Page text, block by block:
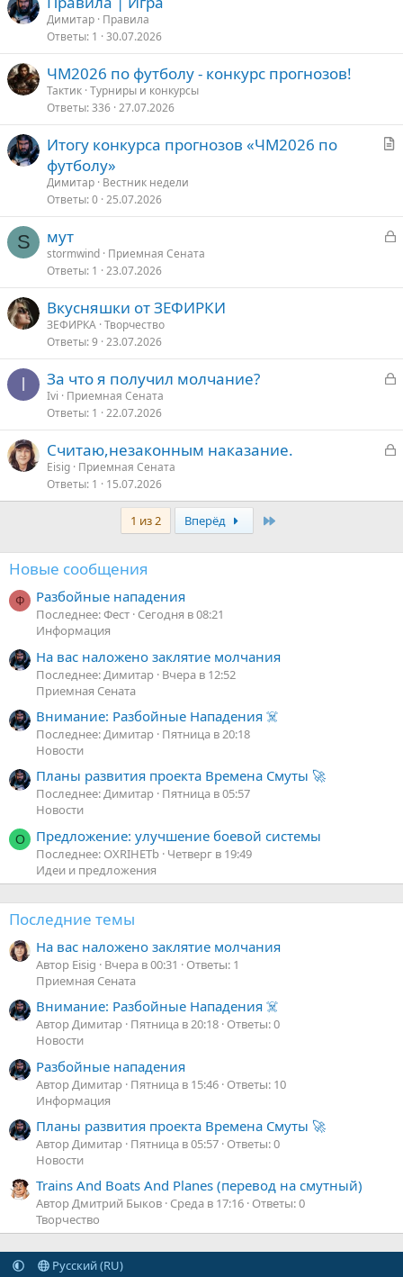
Димитар Правила
Ответы 1 30.07.2026
ЧМ2026 по футболу - конкурс прогнозов!
Тактик Турниры и конкурсы
Ответы 336 27.07.2026
ь
я
Итогу конкурса прогнозов «ЧМ2026 по
футболу»
Димитар Вестник недели
Ответы 0 25.07.2026
S
З
р
мут
stormwind Приемная Сената
Ответы 1 23.07.2026
Вкусняшки от ЗЕФИРКИ
ЗЕФИРКА Творчество
Ответы 9 23.07.2026
I
З
р
За что я получил молчание?
Ivi
Приемная Сената
Ответы 1 22.07.2026
З
р
Считаю,нeзаконным наказаниe.
Eisig Приемная Сената
Ответы 1 15.07.2026
1 из 2 Вперёд
Новые сообщения
Ф Разбойные нападения
Последнее: Фест Сегодня в 08:21
Информация
На вас наложено заклятие молчания
Последнее: Димитар Вчера в 12:52
Приемная Сената
Внимание: Разбойные Нападения ☠️
Последнее: Димитар Пятница в 20:18
Новости
Планы развития проекта Времена Смуты 🚀
Последнее: Димитар Пятница в 05:57
Новости
O Предложение: улучшение боевой системы
Последнее: OXRIHETb Четверг в 19:49
Идеи и предложения
Последние темы
На вас наложено заклятие молчания
Автор Eisig Вчера в 00:31
Ответы: 1
Приемная Сената
Внимание: Разбойные Нападения ☠️
Автор Димитар Пятница в 20:18 Ответы: 0
Новости
Разбойные нападения
Автор Димитар Пятница в 15:46 Ответы: 10
Информация
Планы развития проекта Времена Смуты 🚀
Автор Димитар Пятница в 05:57 Ответы: 0
Новости
Trains And Boats And Planes (перевод на смутный)
Автор Дмитрий Быков Среда в 17:16 Ответы: 0
Творчество
Русский (RU)